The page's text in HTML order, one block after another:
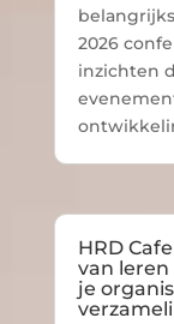
2026
inzichten
HRD
van
je